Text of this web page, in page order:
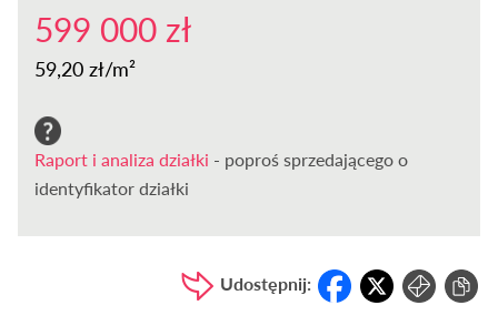
599 000 zł
59,20 zł/m²
Raport i analiza działki - poproś sprzedającego o
identyfikator działki
Udostępnij: